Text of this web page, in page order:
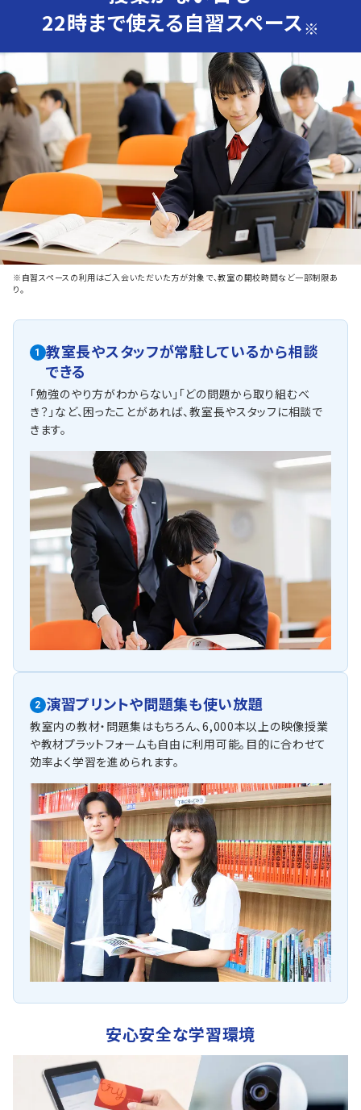
22時まで使える自習スペース※
※自習スペースの利用はご入会いただいた方が対象で、教室の開校時間など一部制限あ
り。
1
教室長やスタッフが常駐しているから相談
できる
「勉強のやり方がわからない」「どの問題から取り組むべ
き？」など、困ったことがあれば、教室長やスタッフに相談で
きます。
2 演習プリントや問題集も使い放題
教室内の教材・問題集はもちろん、6,000本以上の映像授業
や教材プラットフォームも自由に利用可能。目的に合わせて
効率よく学習を進められます。
安心安全な学習環境